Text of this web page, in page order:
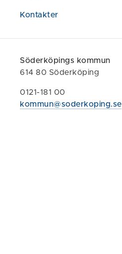
Kontakter
Söderköpings kommun
614 80 Söderköping
0121-181 00
kommun@soderkoping.se
0121-181 00
Kontakta oss